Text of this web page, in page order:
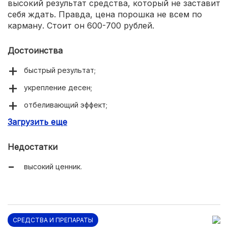
высокий результат средства, который не заставит
себя ждать. Правда, цена порошка не всем по
карману. Стоит он 600-700 рублей.
Достоинства
быстрый результат;
укрепление десен;
отбеливающий эффект;
отсутствие вредных веществ в составе;
Загрузить еще
Недостатки
высокий ценник.
СРЕДСТВА И ПРЕПАРАТЫ